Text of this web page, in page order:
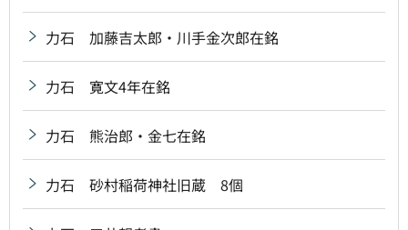
力石 加藤吉太郎・川手金次郎在銘
力石 寛文4年在銘
力石 熊治郎・金七在銘
力石 砂村稲荷神社旧蔵 8個